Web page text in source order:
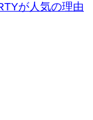
が人気の理由